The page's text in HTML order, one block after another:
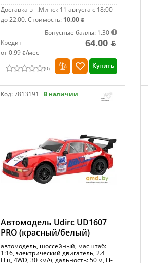
Доставка в г.Минск 11 августа с 18:00
до 22:00.Стоимость: 10.00 ƃ
Бонусные баллы: 1.30
Кредит
от 0.99 ƃ/мec
64.00 ƃ
(0) Купить
Код:7813191 В наличии
Автомодель Udirc UD1607
PRO (красный/белый)
автомодель, шоссейный, масштаб:
1:16, электрический двигатель, 2.4
ГГц, 4WD, 30 км/ч, дальность: 50 м, Li-